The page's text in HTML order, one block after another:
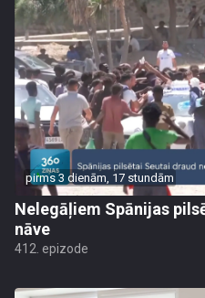
pirms 3 dienām, 17 stundām
Nelegāļiem Spānijas
nāve
412. epizode